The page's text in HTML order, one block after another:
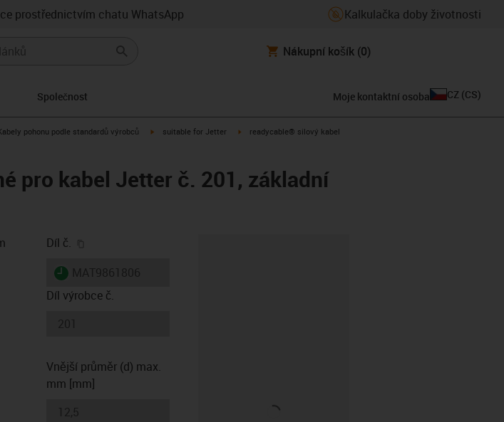
prostřednictvím chatu WhatsApp Kalkulačka doby životnosti
Nákupní košík (0)
Společnost Moje kontaktní osoba CZ (CS)
icon-arrow-right
pohonu podle standardů výrobců igus-icon-arrow-right
suitable for Jetter igus-icon-arrow-right
readycable® silový kabel
pro kabel Jetter č. 201, základní
Díl č.
igus-icon-lieferzeit
Díl výrobce č.
Vnější průměr (d) max.
mm [mm]